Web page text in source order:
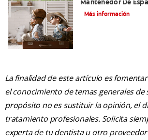
Mantenedor De
Más información
La finalidad de este artículo es
el conocimiento de temas generales de
propósito no es sustituir la opinión, el
tratamiento profesionales. Solicita
experta de tu dentista u otro